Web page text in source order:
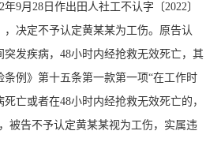
9月28日作出田人社工不认字〔2022〕
，决定不予认定黄某某为工伤。原告认
突发疾病，48小时内经抢救无效死亡，其
例》第十五条第一款第一项“在工作时
亡或者在48小时内经抢救无效死亡的，
被告不予认定黄某某视为工伤，实属违